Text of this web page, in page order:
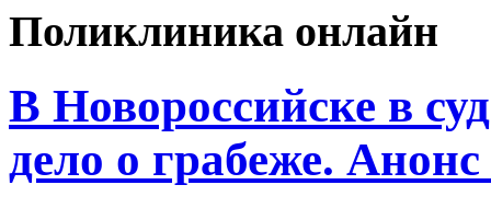
Поликлиника онлайн
В Новороссийске в
дело о грабеже.